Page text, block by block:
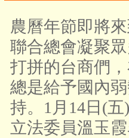
農曆年節即將
聯合總會凝聚
打拼的台商們
總是給予國內
持。1月14日(
立法委員溫玉